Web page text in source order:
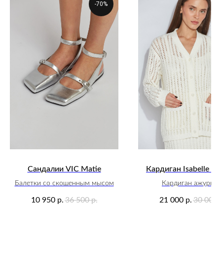
-70%
Сандалии VIC Matie
Балетки со скошенным мысом
10 950 р. 36 500 р.
Кардиган Isabelle
Кардиган
21 000 р. 30 000